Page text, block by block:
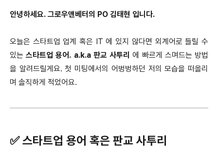
안녕하세요. 그로우앤베터의 PO 김태현 입니다.
오늘은 스타트업 업계 혹은 IT 에 있지 않다면 외계어로 들릴 수
있는스타트업 용어. a.k.a 판교 사투리 에 빠르게 스며드는 방법
을 알려드릴게요. 첫 미팅에서의 어벙벙하던 저의 모습을 떠올리
며 솔직하게 적었어요.
✅ 스타트업 용어 혹은 판교 사투리